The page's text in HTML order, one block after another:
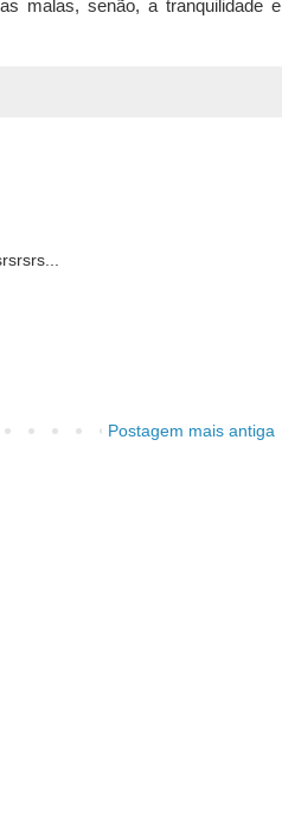
malas, senão, a tranquilidade e
Postagem mais antiga